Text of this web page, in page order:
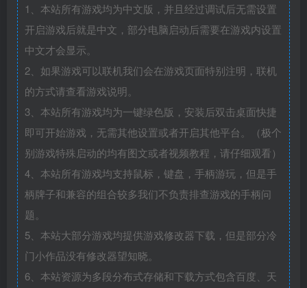
1、本站所有游戏均为中文版，并且经过调试后无需设置
开启游戏后就是中文，部分电脑启动后需要在游戏内设置
中文才会显示。
2、如果游戏可以联机我们会在游戏页面特别注明，联机
的方式请查看游戏说明。
3、本站所有游戏均为一键绿色版，安装后双击桌面快捷
即可开始游戏，无需其他设置或者开启其他平台。（极个
别游戏特殊启动的均有图文或者视频教程，请仔细观看）
4、本站所有游戏均支持鼠标，键盘，手柄游玩，但是手
柄牌子和兼容的组合较多我们不负责排查游戏的手柄问
题。
5、本站大部分游戏均提供游戏修改器下载，但是部分冷
门小作品没有修改器望知晓。
6、本站资源为多段分布式存储和下载方式包含百度、天